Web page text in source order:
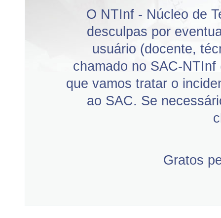
O NTInf - Núcleo de
desculpas por
usuário (docente,
chamado no SAC-NTInf
que vamos tratar o
ao SAC. Se
Gratos